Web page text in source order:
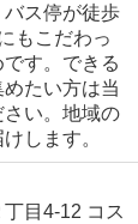
ス停が徒歩
もこだわっ
す。できる
たい方は当
い。地域の
します。
目4-12 コス